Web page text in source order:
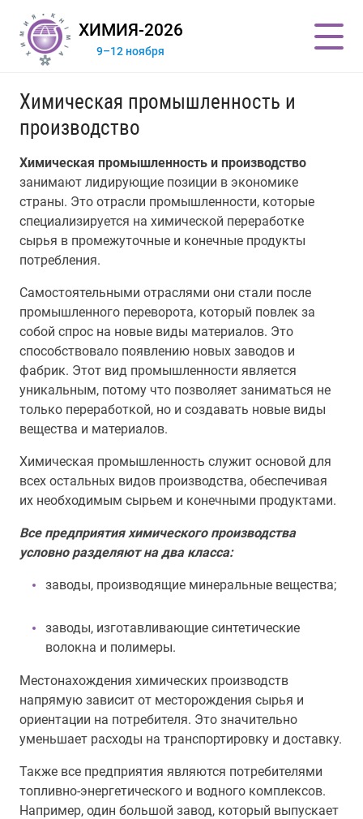
ХИМИЯ-2026
9–12 ноября
Химическая промышленность и
производство
Химическая промышленность и производство
занимают лидирующие позиции в экономике
страны. Это отрасли промышленности, которые
специализируется на химической переработке
сырья в промежуточные и конечные продукты
потребления.
Самостоятельными отраслями они стали после
промышленного переворота, который повлек за
собой спрос на новые виды материалов. Это
способствовало появлению новых заводов и
фабрик. Этот вид промышленности является
уникальным, потому что позволяет заниматься не
только переработкой, но и создавать новые виды
вещества и материалов.
Химическая промышленность служит основой для
всех остальных видов производства, обеспечивая
их необходимым сырьем и конечными продуктами.
Все предприятия химического производства
условно разделяют на два класса:
заводы, производящие минеральные вещества;
заводы, изготавливающие синтетические
волокна и полимеры.
Местонахождения химических производств
напрямую зависит от месторождения сырья и
ориентации на потребителя. Это значительно
уменьшает расходы на транспортировку и доставку.
Также все предприятия являются потребителями
топливно-энергетического и водного комплексов.
Например, один большой завод, который выпускает